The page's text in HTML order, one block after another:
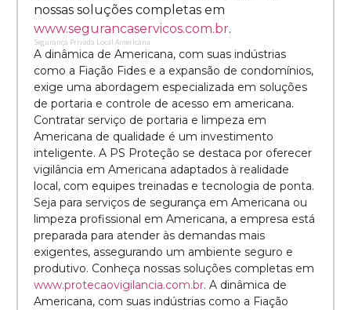
nossas soluções completas em
www.segurancaservicos.com.br.
Segurança Privada Local Americana
A dinâmica de Americana, com suas indústrias
como a Fiação Fides e a expansão de condomínios,
exige uma abordagem especializada em soluções
de portaria e controle de acesso em americana.
Contratar serviço de portaria e limpeza em
Americana de qualidade é um investimento
inteligente. A PS Proteção se destaca por oferecer
vigilância em Americana adaptados à realidade
local, com equipes treinadas e tecnologia de ponta.
Seja para serviços de segurança em Americana ou
limpeza profissional em Americana, a empresa está
preparada para atender às demandas mais
exigentes, assegurando um ambiente seguro e
produtivo. Conheça nossas soluções completas em
www.protecaovigilancia.com.br. A dinâmica de
Americana, com suas indústrias como a Fiação